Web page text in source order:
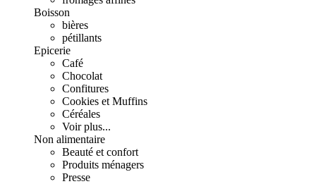
Boisson
bières
pétillants
Epicerie
Café
Chocolat
Confitures
Cookies et Muffins
Céréales
Voir plus...
Non alimentaire
Beauté et confort
Produits ménagers
Presse